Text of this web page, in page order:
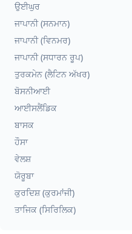
ਉਈਘੁਰ
ਜਾਪਾਨੀ (ਸਨਮਾਨ)
ਜਾਪਾਨੀ (ਵਿਨਮਰ)
ਜਾਪਾਨੀ (ਸਧਾਰਨ ਰੂਪ)
ਤੁਰਕਮੇਨ (ਲੈਟਿਨ ਅੱਖਰ)
ਬੋਸਨੀਆਈ
ਆਈਸਲੈਂਡਿਕ
ਬਾਸਕ
ਹੌਸਾ
ਵੇਲਸ਼
ਯੋਰੂਬਾ
ਕੁਰਦਿਸ਼ (ਕੁਰਮਾਂਜੀ)
ਤਾਜਿਕ (ਸਿਰਿਲਿਕ)